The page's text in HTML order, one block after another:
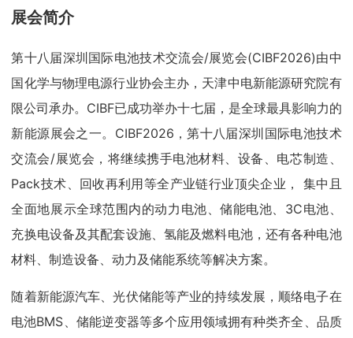
展会简介
第十八届深圳国际电池技术交流会/展览会(CIBF2026)由中
国化学与物理电源行业协会主办，天津中电新能源研究院有
限公司承办。CIBF已成功举办十七届，是全球最具影响力的
新能源展会之一。CIBF2026，第十八届深圳国际电池技术
交流会/展览会，将继续携手电池材料、设备、电芯制造、
Pack技术、回收再利用等全产业链行业顶尖企业， 集中且
全面地展示全球范围内的动力电池、储能电池、3C电池、
充换电设备及其配套设施、氢能及燃料电池，还有各种电池
材料、制造设备、动力及储能系统等解决方案。
随着新能源汽车、光伏储能等产业的持续发展，顺络电子在
电池BMS、储能逆变器等多个应用领域拥有种类齐全、品质